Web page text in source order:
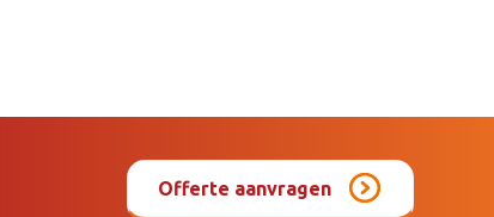
Offerte aanvragen